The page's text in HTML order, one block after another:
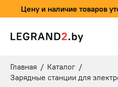
Цену и наличие товаров
Главная / Каталог /
Зарядные станции для